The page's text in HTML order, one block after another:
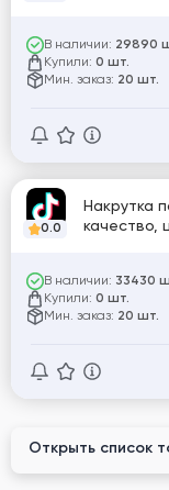
В наличии: 29890
Купили: 0 шт.
Мин. заказ: 20 шт.
0.0
Накрутка
качество,
В наличии: 33430
Купили: 0 шт.
Мин. заказ: 20 шт.
Открыть список